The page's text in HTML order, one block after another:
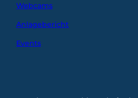
Webcams
Anlagebericht
Events